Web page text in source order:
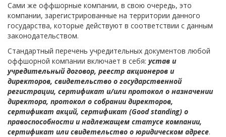
Сами же оффшорные компании, в свою очередь, это
компании, зарегистрированные на территории данного
государства, которые действуют в соответствии с данным
законодательством.
Стандартный перечень учредительных документов любой
оффшорной компании включает в себя: устав и
учредительный договор, реестр акционеров и
директоров, свидетельство о государственной
регистрации, сертификат и/или протокол о назначении
директора, протокол о собрании директоров,
сертификат акций, сертификат (Good standing) о
правоспособности и надлежащем статусе компании,
сертификат или свидетельство о юридическом адресе.